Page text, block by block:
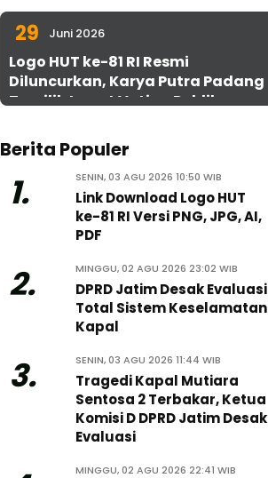
29 Juni 2026
Logo HUT ke-81 RI Resmi
Diluncurkan, Karya Putra Padang
Terpilih Lewat Voting Publik
Berita Populer
1. SENIN, 03 AGU 2026 10:50 WIB
Link Download Logo HUT
ke-81 RI Versi PNG, JPG, AI,
PDF
2. MINGGU, 02 AGU 2026 23:02 WIB
DPRD Jatim Desak Evaluasi
Total Sistem Keselamatan
Kapal
3. SENIN, 03 AGU 2026 11:44 WIB
Tragedi Kapal Mutiara
Sentosa 2 Terbakar, Ketua
Komisi D DPRD Jatim Desak
Evaluasi
MINGGU, 02 AGU 2026 22:41 WIB